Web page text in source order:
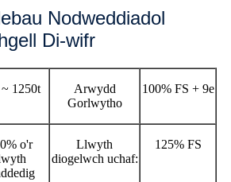
Nodweddiadol
Di-wifr
1250t
Arwydd
Gorlwytho
100% FS + 9e
o'r
Llwyth
diogelwch uchaf:
125% FS